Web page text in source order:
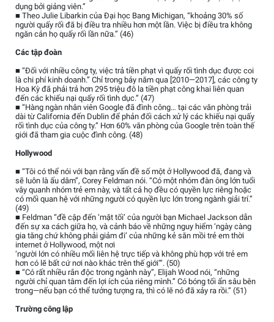
dụng bởi giảng viên.”
■ Theo Julie Libarkin của Đại học Bang Michigan, “khoảng 30% số
người quấy rối đã bị điều tra nhiều hơn một lần. Việc bị điều tra không
ngăn cản họ quấy rối lần nữa.” (46)
Các tập đoàn
■ “Đối với nhiều công ty, việc trả tiền phạt vì quấy rối tình dục được coi
là chi phí kinh doanh.” Chỉ trong bảy năm qua [2010—2017], các công ty
Hoa Kỳ đã phải trả hơn 295 triệu đô la tiền phạt công khai liên quan
đến các khiếu nại quấy rối tình dục.” (47)
■ “Hàng ngàn nhân viên Google đã đình công… tại các văn phòng trải
dài từ California đến Dublin để phản đối cách xử lý các khiếu nại quấy
rối tình dục của công ty.” Hơn 60% văn phòng của Google trên toàn thế
giới đã tham gia cuộc đình công. (48)
Hollywood
■ “Tôi có thể nói với bạn rằng vấn đề số một ở Hollywood đã, đang và
sẽ luôn là ấu dâm”, Corey Feldman nói. “Có một nhóm đàn ông lớn tuổi
vây quanh nhóm trẻ em này, và tất cả họ đều có quyền lực riêng hoặc
có mối quan hệ với những người có quyền lực lớn trong ngành giải trí.”
(49)
■ Feldman “đề cập đến ‘mặt tối’ của người bạn Michael Jackson dẫn
đến sự xa cách giữa họ, và cảnh báo về những nguy hiểm ‘ngày càng
gia tăng chứ không phải giảm đi’ của những kẻ săn mồi trẻ em thời
internet ở Hollywood, một nơi
‘người lớn có nhiều mối liên hệ trực tiếp và không phù hợp với trẻ em
hơn có lẽ bất cứ nơi nào khác trên thế giới’”. (50)
■ “Có rất nhiều rắn độc trong ngành này”, Elijah Wood nói, “những
người chỉ quan tâm đến lợi ích của riêng mình.” Có bóng tối ẩn sâu bên
trong—nếu bạn có thể tưởng tượng ra, thì có lẽ nó đã xảy ra rồi.” (51)
Trường công lập